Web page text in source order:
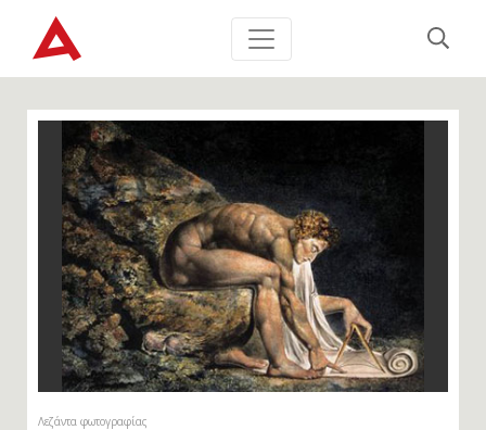
Λεζάντα φωτογραφίας